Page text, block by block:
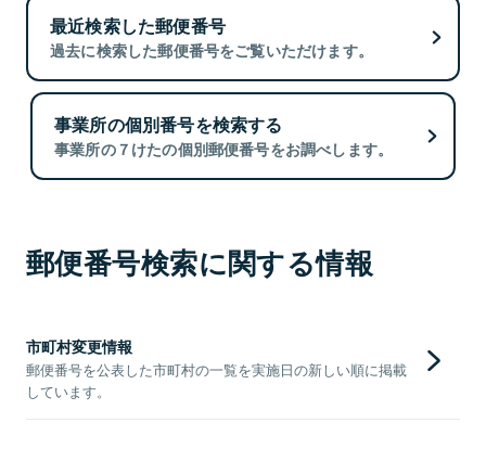
最近検索した郵便番号
過去に検索した郵便番号をご覧いただけます。
事業所の個別番号を検索する
事業所の７けたの個別郵便番号をお調べします。
郵便番号検索に関する情報
市町村変更情報
郵便番号を公表した市町村の一覧を実施日の新しい順に掲載
しています。